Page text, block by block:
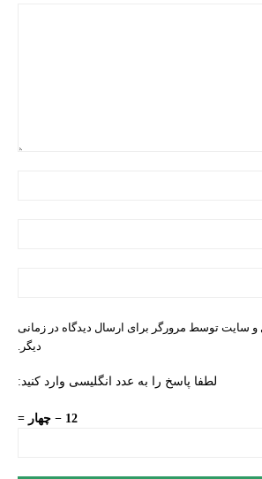
و سایت توسط مرورگر برای ارسال دیدگاه در زمانی
دیگر.
لطفا پاسخ را به عدد انگلیسی وارد کنید:
12 − چهار =